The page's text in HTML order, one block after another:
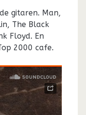
gitaren. Man,
The Black
Floyd. En
2000 cafe.